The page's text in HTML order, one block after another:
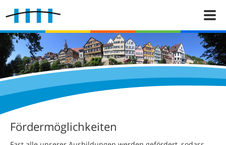
Fördermöglichkeiten